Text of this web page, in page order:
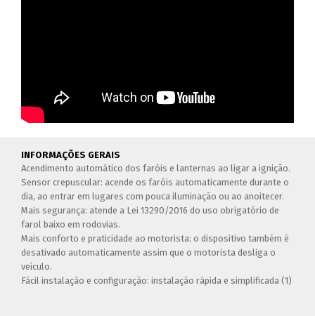
INFORMAÇÕES GERAIS
Acendimento automático dos faróis e lanternas ao ligar a ignição.
Sensor crepuscular: acende os faróis automaticamente durante o
dia, ao entrar em lugares com pouca iluminação ou ao anoitecer.
Mais segurança: atende a Lei 13290/2016 do uso obrigatório de
farol baixo em rodovias.
Mais conforto e praticidade ao motorista: o dispositivo também é
desativado automaticamente assim que o motorista desliga o
veículo.
Fácil instalação e configuração: instalação rápida e simplificada (1)